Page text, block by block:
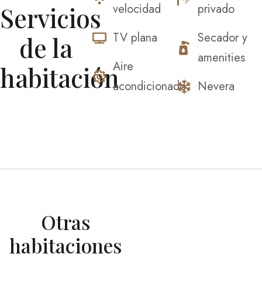
Servicios
de la
habitación
velocidad
TV plana
Aire
acondicionado
privado
Secador y
amenities
Nevera
Otras
habitaciones